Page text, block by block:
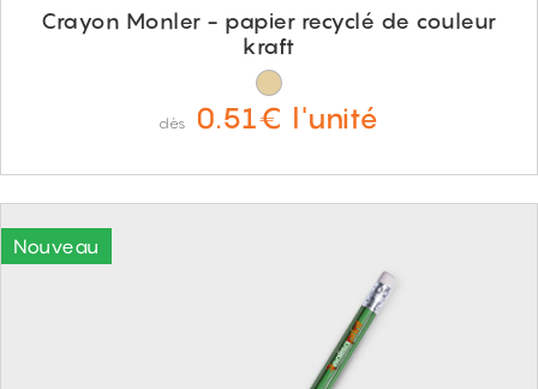
Crayon Monler - papier recyclé de couleur
kraft
dès 0.51€ l'unité